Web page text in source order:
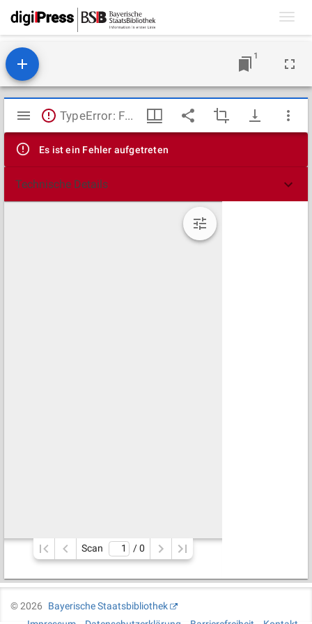
1
Mirador
Viewer
TypeError: Failed to fetch
Es ist ein Fehler aufgetreten
Technische Details
Scan / 0
©2026
Bayerische Staatsbibliothek